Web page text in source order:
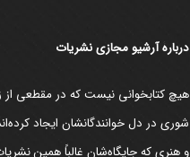
دربارۀ آرشیو مجازی نشریات
هیچ کتابخوانی نیست که در مقطعی از
شوری در دل خوانندگانشان ایجاد
و هنری که جایگاه‌شان غالباً همین